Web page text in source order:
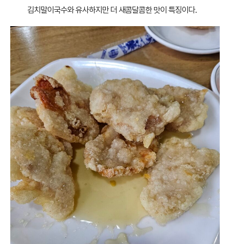
김치말이국수와 유사하지만 더 새콤달콤한 맛이 특징이다.